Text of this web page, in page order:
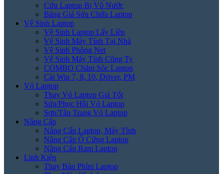
Cứu Laptop Bị Vô Nước
Bảng Giá Sửa Chữa Laptop
Vệ Sinh Laptop
Vệ Sinh Laptop Lấy Liền
Vệ Sinh Máy Tính Tại Nhà
Vệ Sinh Phòng Net
Vệ Sinh Máy Tính Công Ty
COMBO Chăm Sóc Laptop
Cài Win 7, 8, 10, Driver, PM
Vỏ Laptop
Thay Vỏ Laptop Giá Tốt
Sửa/Phục Hồi Vỏ Laptop
Sơn/Tân Trang Vỏ Laptop
Nâng Cấp
Nâng Cấp Laptop, Máy Tính
Nâng Cấp Ổ Cứng Laptop
Nâng Cấp Ram Laptop
Linh Kiện
Thay Bàn Phím Laptop